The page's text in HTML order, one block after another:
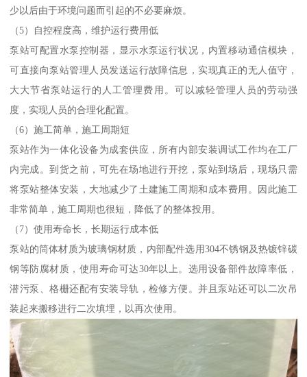
少以后由于环境问题而引起的不必要麻烦。
（5）自控程度高，维护运行费用低
泵站可配置水泵控制器，显示水泵运行状况，内置移动通信模块，
可直接向泵站管理人员发送运行故障信息，实现真正的无人值守，
大大节省泵站运行的人工管理费用。可以减轻管理人员的劳动强
度，实现人员的合理化配置。
（6）施工简单，施工周期短
泵站作为一体化设备为成套供应，所有内部安装调试工作均在工厂
内完成。到货之前，可先在场地进行开挖，泵站到场后，现场只需
将泵站整体安装，大地减少了土建施工周期和成本费用。因此施工
非常简单，施工周期也很短，降低了的整体投用。
（7）使用寿命长，长期运行成本低
泵站的筒体材质为玻璃钢材质，内部配件选用304不锈钢及热镀锌碳
钢等防腐材质，使用寿命可达30年以上。选用设备部件故障率低，
潜污泵、格栅还配有安装导轨，检修方便。并且泵站还可以二次吊
装起来搬移进行二次填埋，以再次使用。